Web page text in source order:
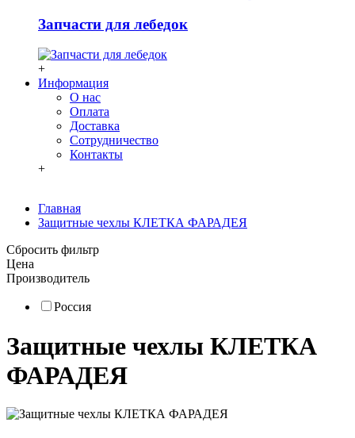
Запчасти для лебедок
+
Информация
О нас
Оплата
Доставка
Сотрудничество
Контакты
+
Главная
Защитные чехлы КЛЕТКА ФАРАДЕЯ
Сбросить фильтр
Цена
Производитель
Россия
Защитные чехлы КЛЕТКА
ФАРАДЕЯ